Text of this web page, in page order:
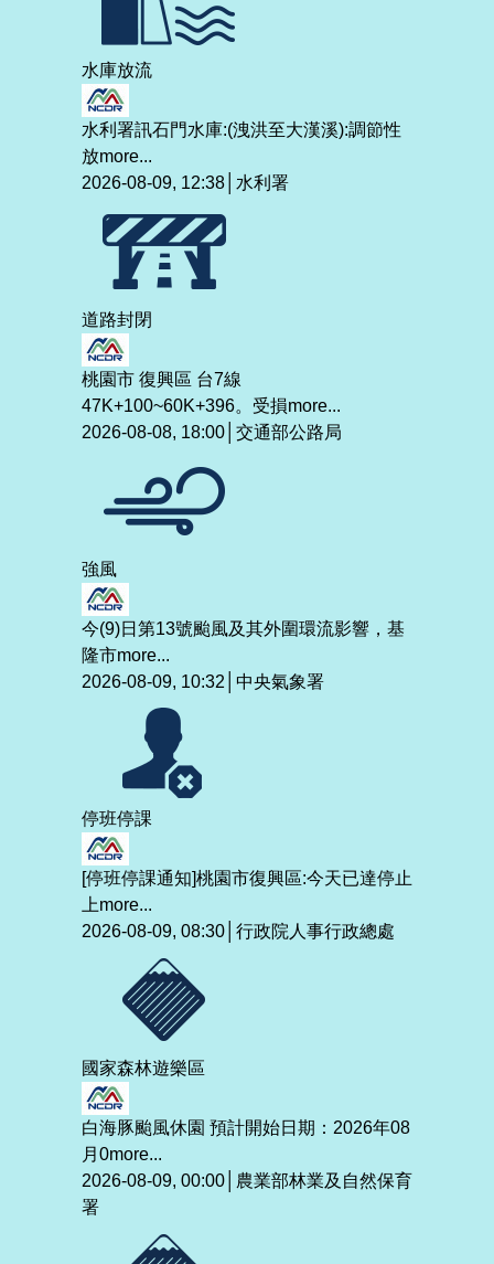
水庫放流
水利署訊石門水庫:(洩洪至大漢溪):調節性
放more...
2026-08-09, 12:38│水利署
道路封閉
桃園市 復興區 台7線
47K+100~60K+396。受損more...
2026-08-08, 18:00│交通部公路局
強風
今(9)日第13號颱風及其外圍環流影響，基
隆市more...
2026-08-09, 10:32│中央氣象署
停班停課
[停班停課通知]桃園市復興區:今天已達停止
上more...
2026-08-09, 08:30│行政院人事行政總處
國家森林遊樂區
白海豚颱風休園 預計開始日期：2026年08
月0more...
2026-08-09, 00:00│農業部林業及自然保育
署